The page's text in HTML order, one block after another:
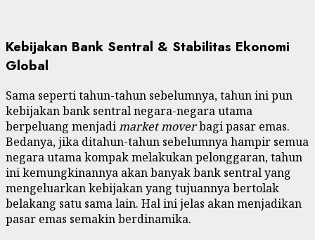
Kebijakan Bank Sentral & Stabilitas Ekonomi
Global
Sama seperti tahun-tahun sebelumnya, tahun ini pun
kebijakan bank sentral negara-negara utama
berpeluang menjadimarket moverbagi pasar emas.
Bedanya, jika ditahun-tahun sebelumnya hampir semua
negara utama kompak melakukan pelonggaran, tahun
ini kemungkinannya akan banyak bank sentral yang
mengeluarkan kebijakan yang tujuannya bertolak
belakang satu sama lain. Hal ini jelas akan menjadikan
pasar emas semakin berdinamika.